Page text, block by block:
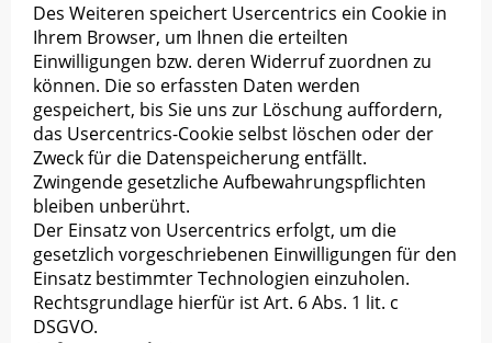
Des Weiteren speichert Usercentrics ein Cookie in
Ihrem Browser, um Ihnen die erteilten
Einwilligungen bzw. deren Widerruf zuordnen zu
können. Die so erfassten Daten werden
gespeichert, bis Sie uns zur Löschung auffordern,
das Usercentrics-Cookie selbst löschen oder der
Zweck für die Datenspeicherung entfällt.
Zwingende gesetzliche Aufbewahrungspflichten
bleiben unberührt.
Der Einsatz von Usercentrics erfolgt, um die
gesetzlich vorgeschriebenen Einwilligungen für den
Einsatz bestimmter Technologien einzuholen.
Rechtsgrundlage hierfür ist Art. 6 Abs. 1 lit. c
DSGVO.